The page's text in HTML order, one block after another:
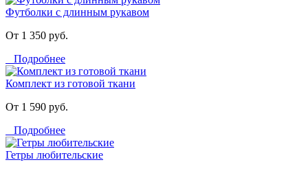
Футболки с длинным рукавом
От 1 350 руб.
Подробнее
Комплект из готовой ткани
От 1 590 руб.
Подробнее
Гетры любительские